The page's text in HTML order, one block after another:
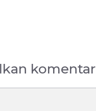
komentar